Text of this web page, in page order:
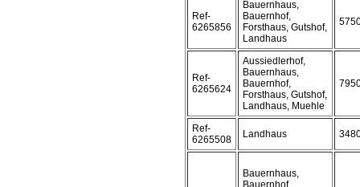
Ref-
6265856
Bauernhaus,
Bauernhof,
Forsthaus, Gutshof,
Landhaus
Ref-
6265624
Aussiedlerhof,
Bauernhaus,
Bauernhof,
Forsthaus, Gutshof,
Landhaus, Muehle
Ref-
6265508
Landhaus
Bauernhaus,
Bauernhof,